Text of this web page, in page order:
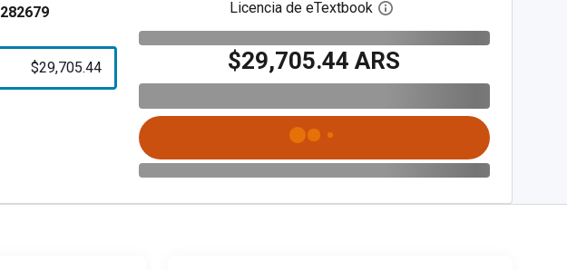
$29,705.44
Licencia de eTextbook Abre el cuadro de diálogo
$29,705.44 ARS